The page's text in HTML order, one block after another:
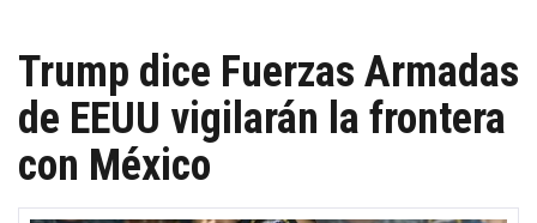
Trump dice Fuerzas Armadas
de EEUU vigilarán la frontera
con México